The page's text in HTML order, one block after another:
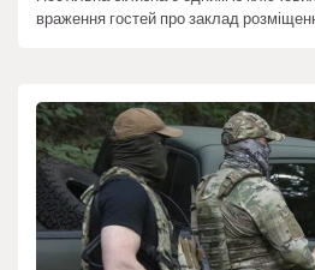
враження гостей про заклад